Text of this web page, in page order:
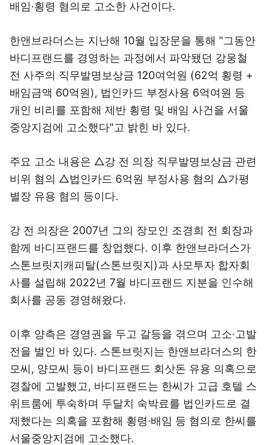
배임·횡령 혐의로 고소한 사건이다.
한앤브라더스는 지난해 10월 입장문을 통해 "그동안
바디프랜드를 경영하는 과정에서 파악됐던 강웅철
전 사주의 직무발명보상금 120여억원 (62억 횡령 +
배임금액 60억원), 법인카드 부정사용 6억여원 등
개인 비리를 포함해 제반 횡령 및 배임 사건을 서울
중앙지검에 고소했다"고 밝힌 바 있다.
주요 고소 내용은 △강 전 의장 직무발명보상금 관련
비위 혐의 △법인카드 6억원 부정사용 혐의 △가평
별장 유용 혐의 등이다.
강 전 의장은 2007년 그의 장모인 조경희 전 회장과
함께 바디프랜드를 창업했다. 이후 한앤브라더스가
스톤브릿지캐피탈(스톤브릿지)과 사모투자 합자회
사를 설립해 2022년 7월 바디프랜드 지분을 인수해
회사를 공동 경영해왔다.
이후 양측은 경영권을 두고 갈등을 겪으며 고소·고발
전을 벌인 바 있다. 스톤브릿지는 한앤브라더스의 한
모씨, 양모씨 등이 바디프랜드 회삿돈 유용 의혹으로
경찰에 고발했고, 바디프랜드는 한씨가 고급 호텔 스
위트룸에 투숙하며 두달치 숙박료를 법인카드로 결
제했다는 의혹을 포함해 횡령·배임 등 혐의로 한씨를
서울중앙지검에 고소했다.